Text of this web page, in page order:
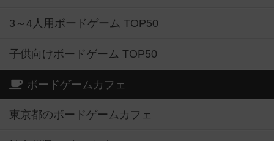
3～4人用ボードゲーム TOP50
子供向けボードゲーム TOP50
ボードゲームカフェ
東京都のボードゲームカフェ